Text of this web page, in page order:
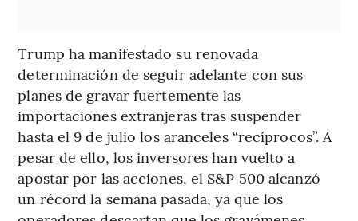
Trump ha manifestado su renovada
determinación de seguir adelante con sus
planes de gravar fuertemente las
importaciones extranjeras tras suspender
hasta el 9 de julio los aranceles “recíprocos”. A
pesar de ello, los inversores han vuelto a
apostar por las acciones, el S&P 500 alcanzó
un récord la semana pasada, ya que los